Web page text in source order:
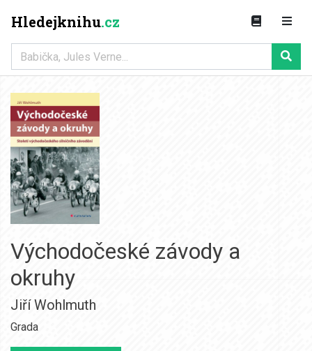
Hledejknihu.cz
Východočeské závody a
okruhy
Jiří Wohlmuth
Grada